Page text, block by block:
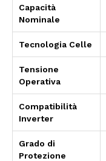
Capacità
Nominale
Tecnologia Celle
Tensione
Operativa
Compatibilità
Inverter
Grado di
Protezione